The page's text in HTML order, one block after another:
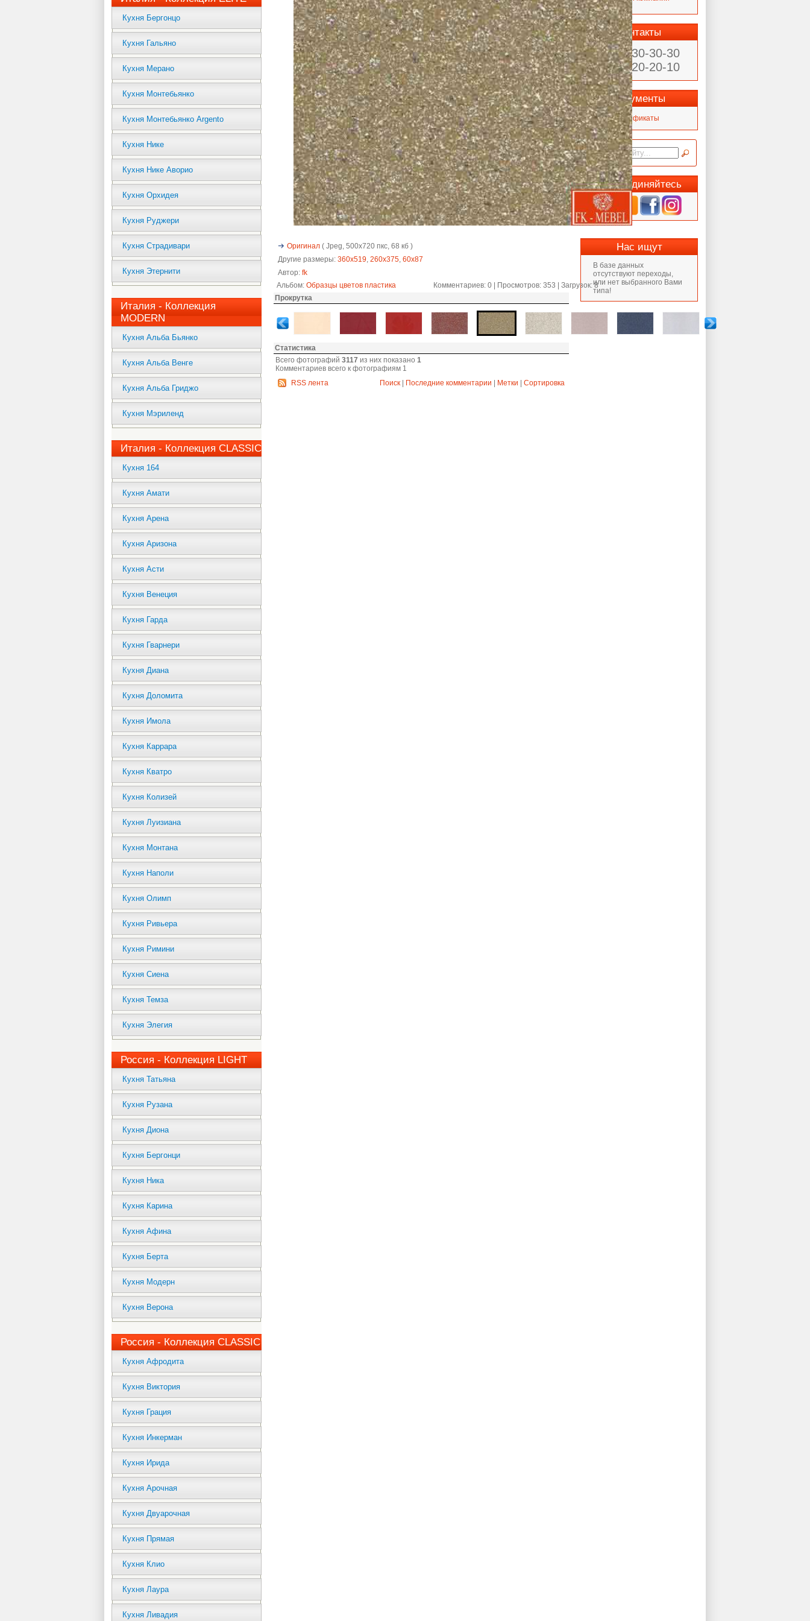
Кухня Бергонцо
Кухня Гальяно
Кухня Мерано
Кухня Монтебьянко
Кухня Монтебьянко Argento
Кухня Нике
Кухня Нике Аворио
Кухня Орхидея
Кухня Руджери
Кухня Страдивари
Кухня Этернити
Италия - Коллекция
MODERN
Кухня Альба Бьянко
Кухня Альба Венге
Кухня Альба Гриджо
Кухня Мэриленд
Италия - Коллекция CLASSIC
Кухня 164
Кухня Амати
Кухня Арена
Кухня Аризона
Кухня Асти
Кухня Венеция
Кухня Гарда
Кухня Гварнери
Кухня Диана
Кухня Доломита
Кухня Имола
Кухня Каррара
Кухня Кватро
Кухня Колизей
Кухня Луизиана
Кухня Монтана
Кухня Наполи
Кухня Олимп
Кухня Ривьера
Кухня Римини
Кухня Сиена
Кухня Темза
Кухня Элегия
Россия - Коллекция LIGHT
Кухня Татьяна
Кухня Рузана
Кухня Диона
Кухня Бергонци
Кухня Ника
Кухня Карина
Кухня Афина
Кухня Берта
Кухня Модерн
Кухня Верона
Россия - Коллекция CLASSIC
Кухня Афродита
Кухня Виктория
Кухня Грация
Кухня Инкерман
Кухня Ирида
Кухня Арочная
Кухня Двуарочная
Кухня Прямая
Кухня Клио
Кухня Лаура
Кухня Ливадия
Оригинал ( Jpeg, 500x720 пкс, 68 кб )
Другие размеры: 360x519, 260x375, 60x87
Автор: fk
Альбом: Образцы цветов пластика
Комментариев: 0 | Просмотров: 353 | Загрузок: 8
Прокрутка
Статистика
Всего фотографий 3117 из них показано 1
Комментариев всего к фотографиям 1
RSS лента
Поиск Последние комментарии Метки Сортировка
Статьи
Контакты
(902) 930-30-30
(4842) 20-20-10
Документы
Сертификаты
Присоединяйтесь
Нас ищут
В базе данных
отсутствуют переходы,
или нет выбранного Вами
типа!